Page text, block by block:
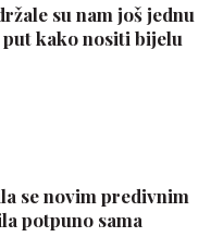
su nam još jednu
kako nositi bijelu
se novim predivnim
potpuno sama